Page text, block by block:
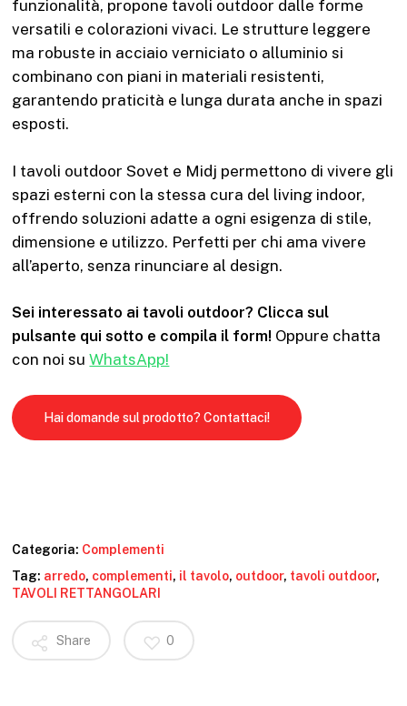
funzionalità, propone tavoli outdoor dalle forme
versatili e colorazioni vivaci. Le strutture leggere
ma robuste in acciaio verniciato o alluminio si
combinano con piani in materiali resistenti,
garantendo praticità e lunga durata anche in spazi
esposti.
I tavoli outdoor Sovet e Midj permettono di vivere gli
spazi esterni con la stessa cura del living indoor,
offrendo soluzioni adatte a ogni esigenza di stile,
dimensione e utilizzo. Perfetti per chi ama vivere
all’aperto, senza rinunciare al design.
Sei interessato ai tavoli outdoor? Clicca sul
pulsante qui sotto e compila il form! Oppure chatta
con noi suWhatsApp!
Hai domande sul prodotto? Contattaci!
Categoria: Complementi
Tag: arredo, complementi, il tavolo, outdoor, tavoli outdoor,
TAVOLI RETTANGOLARI
Share 0